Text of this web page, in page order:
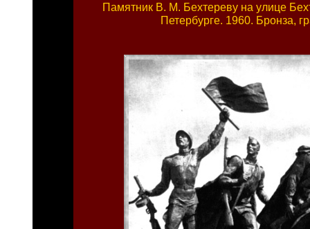
Памятник В. М. Бехтереву на улице
Петербурге. 1960. Бронза,